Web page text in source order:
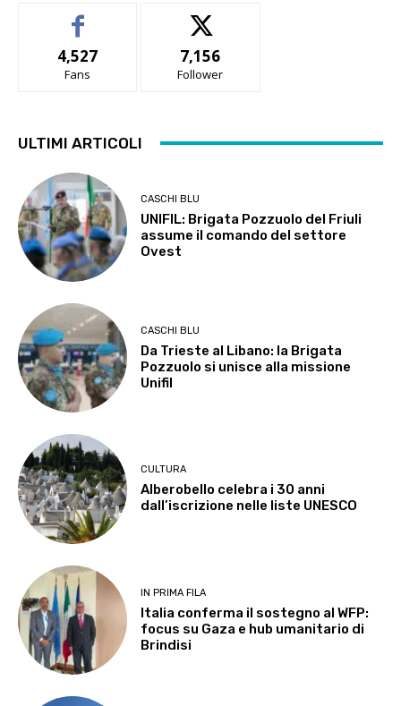
4,527
Fans
7,156
Follower
ULTIMI ARTICOLI
CASCHI BLU
UNIFIL: Brigata Pozzuolo del Friuli
assume il comando del settore
Ovest
CASCHI BLU
Da Trieste al Libano: la Brigata
Pozzuolo si unisce alla missione
Unifil
CULTURA
Alberobello celebra i 30 anni
dall’iscrizione nelle liste UNESCO
IN PRIMA FILA
Italia conferma il sostegno al WFP:
focus su Gaza e hub umanitario di
Brindisi